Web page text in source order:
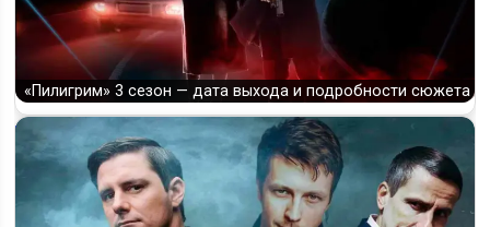
«Пилигрим» 3 сезон — дата выхода и подробности сюжета